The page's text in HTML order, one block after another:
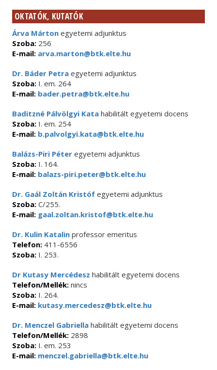
OKTATÓK, KUTATÓK
Árva Márton egyetemi adjunktus
Szoba: 256
E-mail: arva.marton@btk.elte.hu
Dr. Báder Petra egyetemi adjunktus
Szoba: I. em. 264
E-mail: bader.petra@btk.elte.hu
Baditzné Pálvölgyi Kata habilitált egyetemi docens
Szoba: I. em. 254
E-mail: b.palvolgyi.kata@btk.elte.hu
Balázs-Piri Péter egyetemi adjunktus
Szoba: I. 164.
E-mail: balazs-piri.peter@btk.elte.hu
Dr. Gaál Zoltán Kristóf egyetemi adjunktus
Szoba: C/255.
E-mail: gaal.zoltan.kristof@btk.elte.hu
Dr. Kulin Katalin professor emeritus
Telefon: 411-6556
Szoba: I. 253.
Dr Kutasy Mercédesz habilitált egyetemi docens
Telefon/Mellék: nincs
Szoba: I. 264.
E-mail: kutasy.mercedesz@btk.elte.hu
Dr. Menczel Gabriella habilitált egyetemi docens
Telefon/Mellék: 2898
Szoba: I. em. 253
E-mail: menczel.gabriella@btk.elte.hu